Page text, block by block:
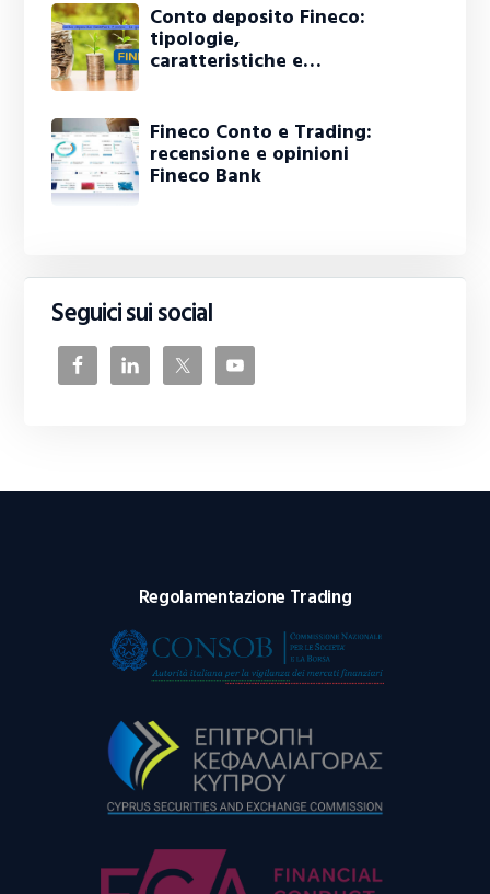
Conto deposito Fineco:
tipologie,
caratteristiche e…
Fineco Conto e Trading:
recensione e opinioni
Fineco Bank
Seguici sui social
Regolamentazione Trading